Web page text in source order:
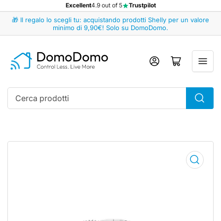
Excellent4.9 out of 5 Trustpilot
🎁 Il regalo lo scegli tu: acquistando prodotti Shelly per un valore
minimo di 9,90€! Solo su DomoDomo.
Cerca
prodotti
AccediApri il mini carrello